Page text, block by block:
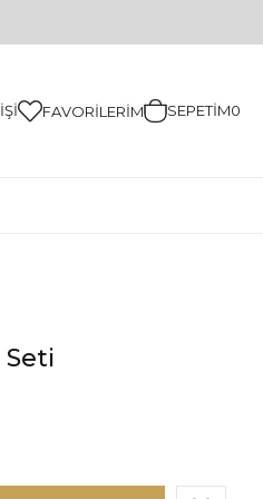
FAVORILERIM SEPETIM0
Seti